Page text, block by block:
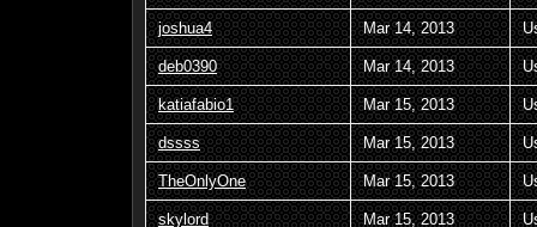
joshua4 Mar 14, 2013
deb0390 Mar 14, 2013
katiafabio1 Mar 15, 2013
dssss Mar 15, 2013
TheOnlyOne Mar 15, 2013
skylord Mar 15, 2013